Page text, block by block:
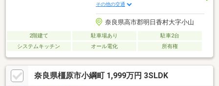
その他の交通
奈良県高市郡明日香村大字小山
2階建て 駐車場あり
駐車2台
システムキッチン
オール電化 所有権
奈良県橿原市小綱町 1,999万円 3SLDK